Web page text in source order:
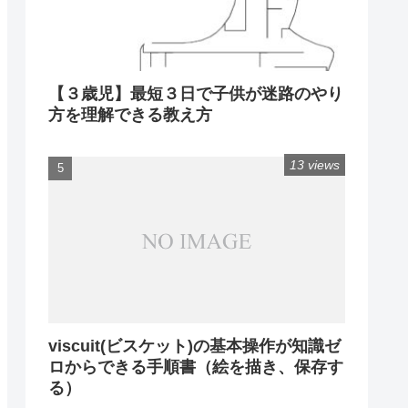
【３歳児】最短３日で子供が迷路のやり
方を理解できる教え方
viscuit(ビスケット)の基本操作が知識ゼ
ロからできる手順書（絵を描き、保存す
る）
13 views